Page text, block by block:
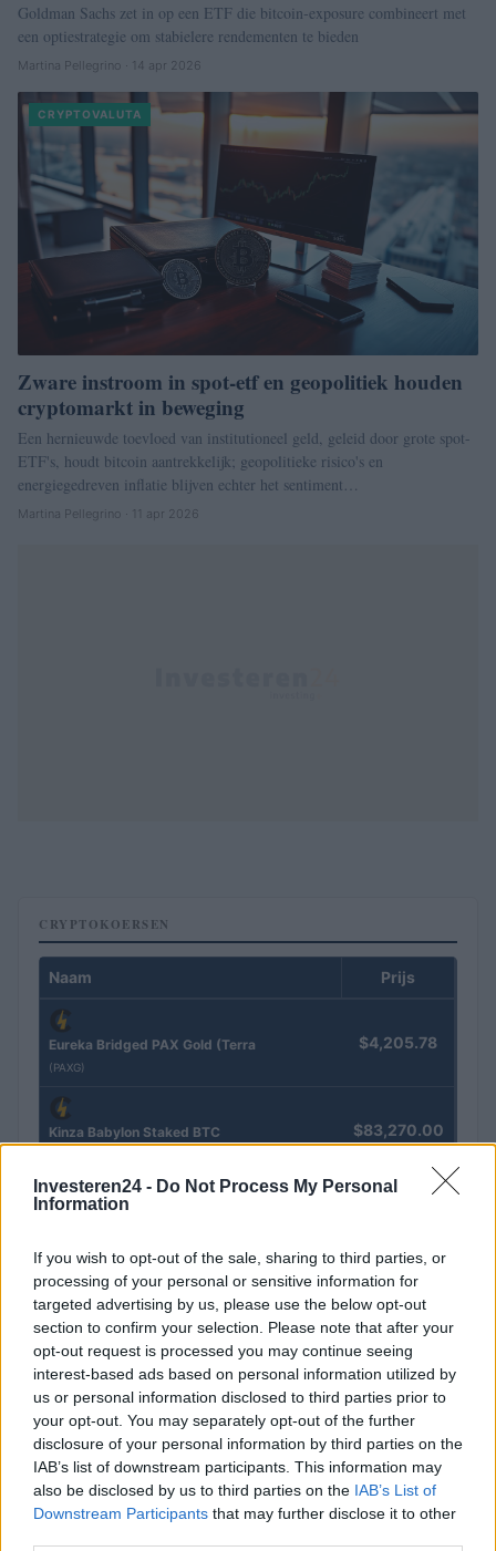
Investeren24 - Do Not Process My Personal
Information
If you wish to opt-out of the sale, sharing to third parties, or
processing of your personal or sensitive information for
targeted advertising by us, please use the below opt-out
section to confirm your selection. Please note that after your
opt-out request is processed you may continue seeing
interest-based ads based on personal information utilized by
us or personal information disclosed to third parties prior to
your opt-out. You may separately opt-out of the further
disclosure of your personal information by third parties on the
IAB’s list of downstream participants. This information may
also be disclosed by us to third parties on the IAB’s List of
Downstream Participants that may further disclose it to other
Goldman Sachs zet in op een ETF die bitcoin‑exposure combineert met
een optiestrategie om stabielere rendementen te bieden
Martina Pellegrino · 14 apr 2026
CRYPTOVALUTA
Zware instroom in spot-etf en geopolitiek houden
cryptomarkt in beweging
Een hernieuwde toevloed van institutioneel geld, geleid door grote spot-
ETF's, houdt bitcoin aantrekkelijk; geopolitieke risico's en
energiegedreven inflatie blijven echter het sentiment…
Martina Pellegrino · 11 apr 2026
CRYPTOKOERSEN
Naam Prijs
Eureka Bridged PAX Gold (Terra
(PAXG)
$4,205.78
Kinza Babylon Staked BTC $83,270.00
Stride Staked Injective
(STINJ)
$16.46
JDB
(JDB)
$0.022
FibSwap DEX